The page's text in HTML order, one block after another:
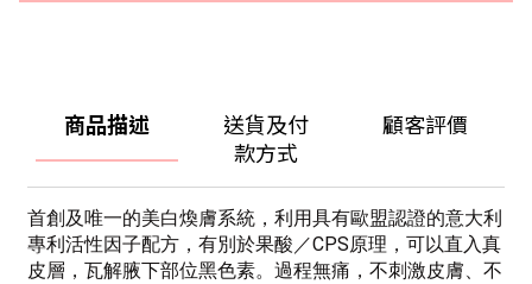
商品描述
送貨及付
款方式
顧客評價
首創及唯一的美白煥膚系統 ， 利用具有歐盟認證的意大利
專利活性因子配方，有別於果酸／CPS原理，可以直入真
皮層，瓦解腋下部位黑色素。過程無痛，不刺激皮膚、不